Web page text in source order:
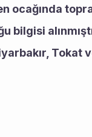
ocağında
bilgisi
Tokat